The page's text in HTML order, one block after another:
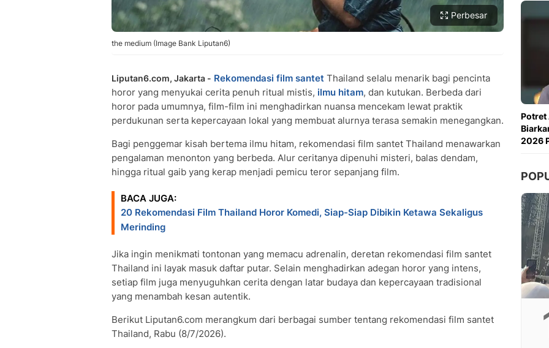
Perbesar
the medium (Image Bank Liputan6)
Liputan6.com, Jakarta - Rekomendasi film santet Thailand selalu menarik bagi pencinta
horor yang menyukai cerita penuh ritual mistis, ilmu hitam, dan kutukan. Berbeda dari
horor pada umumnya, film-film ini menghadirkan nuansa mencekam lewat praktik
perdukunan serta kepercayaan lokal yang membuat alurnya terasa semakin menegangkan.
Bagi penggemar kisah bertema ilmu hitam, rekomendasi film santet Thailand menawarkan
pengalaman menonton yang berbeda. Alur ceritanya dipenuhi misteri, balas dendam,
hingga ritual gaib yang kerap menjadi pemicu teror sepanjang film.
BACA JUGA:
20 Rekomendasi Film Thailand Horor Komedi, Siap-Siap Dibikin Ketawa Sekaligus
Merinding
Jika ingin menikmati tontonan yang memacu adrenalin, deretan rekomendasi film santet
Thailand ini layak masuk daftar putar. Selain menghadirkan adegan horor yang intens,
setiap film juga menyuguhkan cerita dengan latar budaya dan kepercayaan tradisional
yang menambah kesan autentik.
Berikut Liputan6.com merangkum dari berbagai sumber tentang rekomendasi film santet
Thailand, Rabu (8/7/2026).
Potret
2026